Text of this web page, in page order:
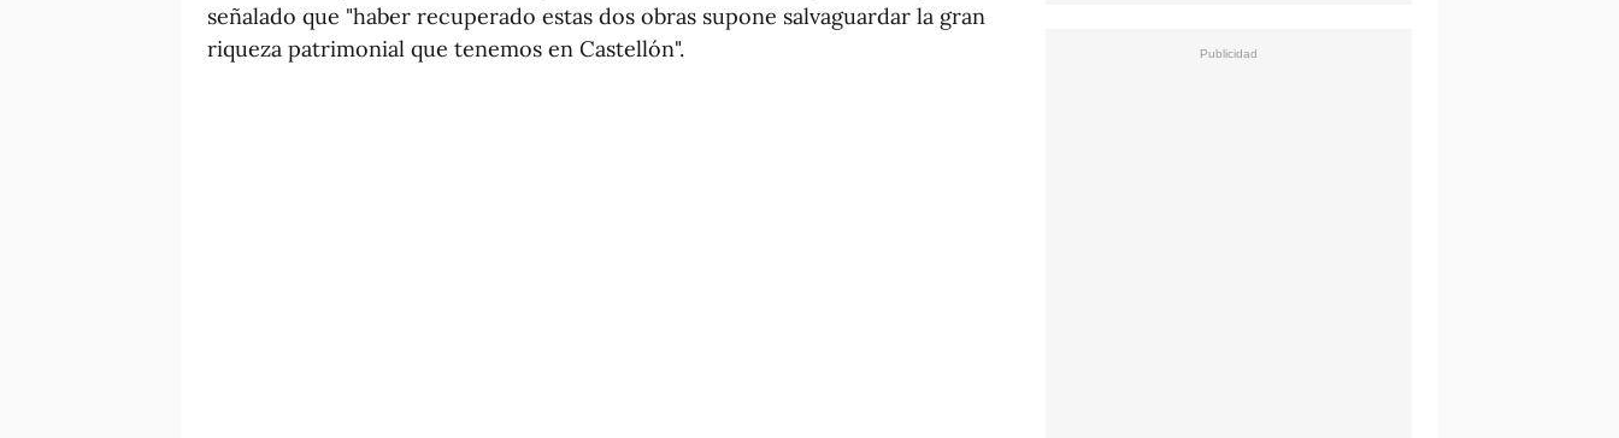
señalado que "haber recuperado estas dos obras supone salvaguardar la gran
riqueza patrimonial que tenemos en Castellón".